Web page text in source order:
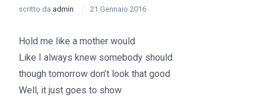
scritto da admin 21 Gennaio 2016
Hold me like a mother would
Like I always knew somebody should
though tomorrow don’t look that good
Well, it just goes to show